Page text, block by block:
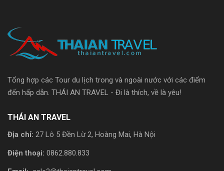
Tổng hợp các Tour du lịch trong và ngoài nước với các điểm
đến hấp dẫn. THÁI AN TRAVEL - Đi là thích, về là yêu!
THÁI AN TRAVEL
Địa chỉ: 27 Lô 5 Đền Lừ 2, Hoàng Mai, Hà Nội
Điện thoại: 0862.880.833